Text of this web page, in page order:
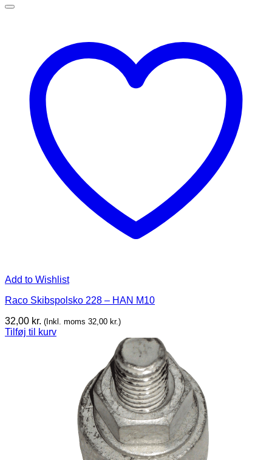
Add to Wishlist
Raco Skibspolsko 228 – HAN M10
32,00 kr. (Inkl. moms 32,00 kr.)
Tilføj til kurv